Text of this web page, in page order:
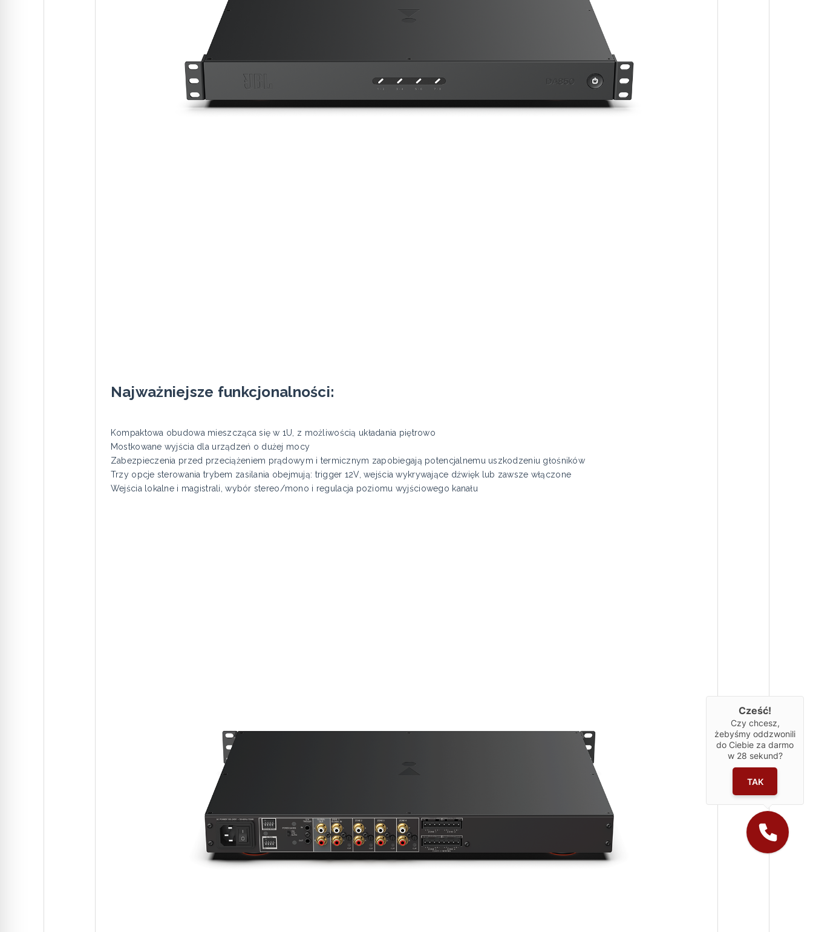
Najważniejsze funkcjonalności:
Kompaktowa obudowa mieszcząca się w 1U, z możliwością układania piętrowo
Mostkowane wyjścia dla urządzeń o dużej mocy
Zabezpieczenia przed przeciążeniem prądowym i termicznym zapobiegają potencjalnemu uszkodzeniu głośników
Trzy opcje sterowania trybem zasilania obejmują: trigger 12V, wejścia wykrywające dźwięk lub zawsze włączone
Wejścia lokalne i magistrali, wybór stereo/mono i regulacja poziomu wyjściowego kanału
Cześć!
Czy chcesz,
żebyśmy oddzwonili
do Ciebie za darmo
w 28 sekund?
TAK